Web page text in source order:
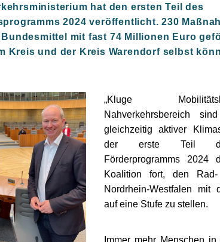
hat den ersten Teil des
2024 veröffentlicht. 230
mit fast 74 Millionen Euro
Kreis und der Kreis Warendorf selbst
Kluge
Nahverkehrsbereich
gleichzeitig aktiver
der erste Teil
Förderprogramms
Koalition fort, den
Nordrhein-Westfalen mit
auf eine Stufe zu stellen.
Immer mehr Menschen